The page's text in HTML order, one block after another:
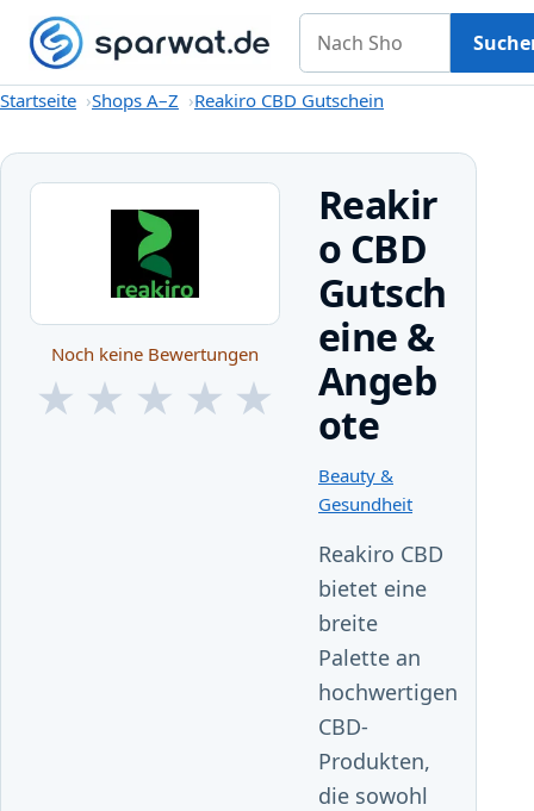
Startseite
GutscheineShops A–Z KategorienMagazin
Nach Shop suchen
Startseite Shops A–Z Reakiro CBD Gutschein
Noch keine Bewertungen
★ ★ ★ ★ ★
Reakir
o CBD
Gutsch
eine &
Angeb
ote
Beauty &
Gesundheit
Reakiro CBD
bietet eine
breite
Palette an
hochwertigen
CBD-
Produkten,
die sowohl